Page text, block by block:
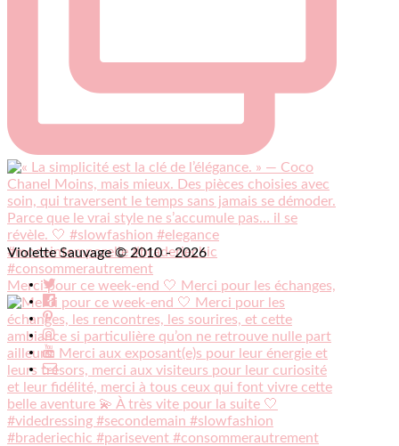
Merci pour ce week-end 🤍 Merci pour les échanges,
#braderiechic
Sur Facebook · Partager
Violette Sauvage © 2010 - 2026